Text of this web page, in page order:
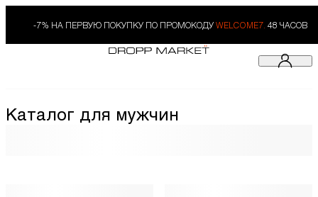
-7% НА ПЕРВУЮ ПОКУПКУ ПО ПРОМОКОДУ WELCOME7. 48 ЧАСОВ
Каталог для мужчин